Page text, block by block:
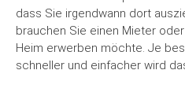
dass Sie irgendwann dort
brauchen Sie einen Mieter
Heim erwerben möchte. Je
schneller und einfacher wird